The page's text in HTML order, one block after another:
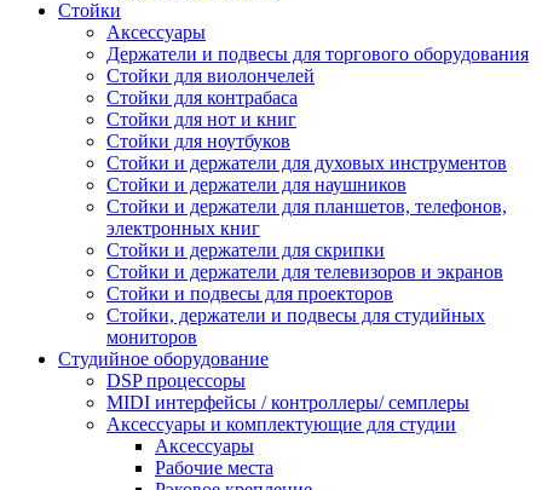
Стойки
Аксессуары
Держатели и подвесы для торгового оборудования
Стойки для виолончелей
Стойки для контрабаса
Стойки для нот и книг
Стойки для ноутбуков
Стойки и держатели для духовых инструментов
Стойки и держатели для наушников
Стойки и держатели для планшетов, телефонов,
электронных книг
Стойки и держатели для скрипки
Стойки и держатели для телевизоров и экранов
Стойки и подвесы для проекторов
Стойки, держатели и подвесы для студийных
мониторов
Студийное оборудование
DSP процессоры
MIDI интерфейсы / контроллеры/ семплеры
Аксессуары и комплектующие для студии
Аксессуары
Рабочие места